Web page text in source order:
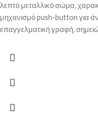
λεπτό μεταλλικό σώμα,
μηχανισμό push-button για
επαγγελματική γραφή,